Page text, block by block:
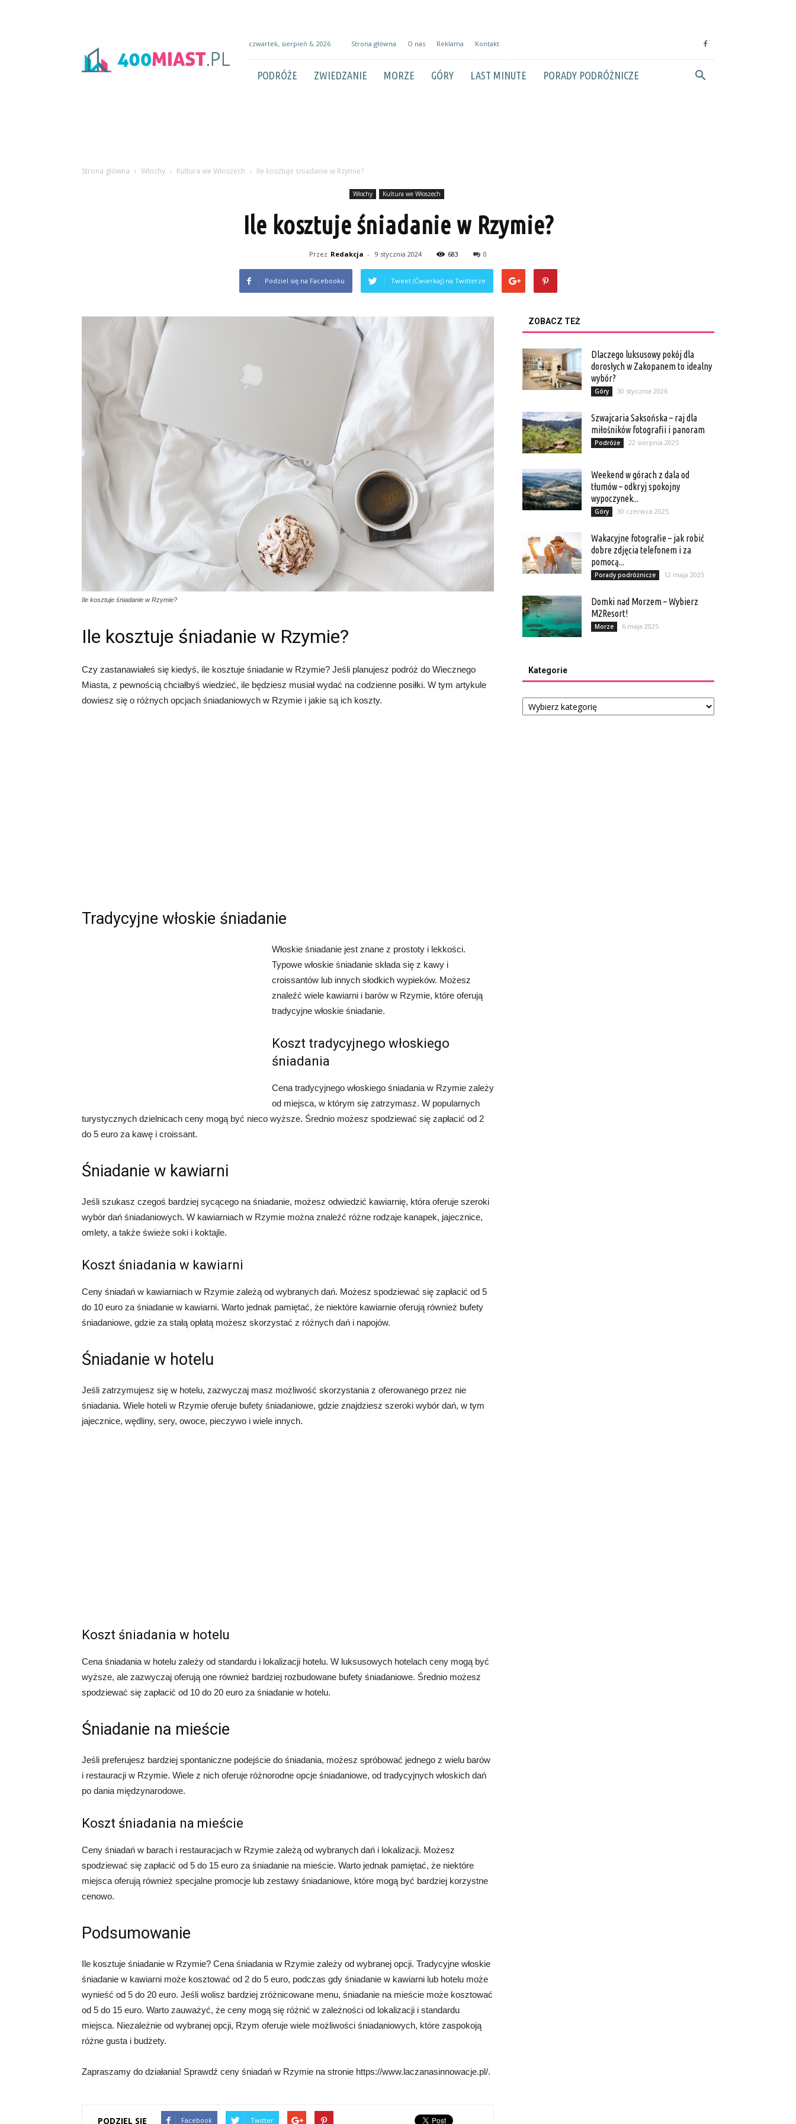
czwartek, sierpień 6, 2026 Strona główna O nas Reklama Kontakt
PODRÓŻE ZWIEDZANIE MORZE GÓRY LAST MINUTE PORADY PODRÓŻNICZE
Strona główna Włochy Kultura we Włoszech Ile kosztuje śniadanie w Rzymie?
Włochy Kultura we Włoszech
Ile kosztuje śniadanie w Rzymie?
Przez Redakcja - 9 stycznia 2024 683 0
Podziel się na Facebooku Tweet (Ćwierkaj) na Twitterze
Ile kosztuje śniadanie w Rzymie?
Ile kosztuje śniadanie w Rzymie?
Czy zastanawiałeś się kiedyś, ile kosztuje śniadanie w Rzymie? Jeśli planujesz podróż do Wiecznego
Miasta, z pewnością chciałbyś wiedzieć, ile będziesz musiał wydać na codzienne posiłki. W tym artykule
dowiesz się o różnych opcjach śniadaniowych w Rzymie i jakie są ich koszty.
Tradycyjne włoskie śniadanie
Włoskie śniadanie jest znane z prostoty i lekkości.
Typowe włoskie śniadanie składa się z kawy i
croissantów lub innych słodkich wypieków. Możesz
znaleźć wiele kawiarni i barów w Rzymie, które oferują
tradycyjne włoskie śniadanie.
Koszt tradycyjnego włoskiego
śniadania
Cena tradycyjnego włoskiego śniadania w Rzymie zależy
od miejsca, w którym się zatrzymasz. W popularnych
turystycznych dzielnicach ceny mogą być nieco wyższe. Średnio możesz spodziewać się zapłacić od 2
do 5 euro za kawę i croissant.
Śniadanie w kawiarni
Jeśli szukasz czegoś bardziej sycącego na śniadanie, możesz odwiedzić kawiarnię, która oferuje szeroki
wybór dań śniadaniowych. W kawiarniach w Rzymie można znaleźć różne rodzaje kanapek, jajecznice,
omlety, a także świeże soki i koktajle.
Koszt śniadania w kawiarni
Ceny śniadań w kawiarniach w Rzymie zależą od wybranych dań. Możesz spodziewać się zapłacić od 5
do 10 euro za śniadanie w kawiarni. Warto jednak pamiętać, że niektóre kawiarnie oferują również bufety
śniadaniowe, gdzie za stałą opłatą możesz skorzystać z różnych dań i napojów.
Śniadanie w hotelu
Jeśli zatrzymujesz się w hotelu, zazwyczaj masz możliwość skorzystania z oferowanego przez nie
śniadania. Wiele hoteli w Rzymie oferuje bufety śniadaniowe, gdzie znajdziesz szeroki wybór dań, w tym
jajecznice, wędliny, sery, owoce, pieczywo i wiele innych.
Koszt śniadania w hotelu
Cena śniadania w hotelu zależy od standardu i lokalizacji hotelu. W luksusowych hotelach ceny mogą być
wyższe, ale zazwyczaj oferują one również bardziej rozbudowane bufety śniadaniowe. Średnio możesz
spodziewać się zapłacić od 10 do 20 euro za śniadanie w hotelu.
Śniadanie na mieście
Jeśli preferujesz bardziej spontaniczne podejście do śniadania, możesz spróbować jednego z wielu barów
i restauracji w Rzymie. Wiele z nich oferuje różnorodne opcje śniadaniowe, od tradycyjnych włoskich dań
po dania międzynarodowe.
Koszt śniadania na mieście
Ceny śniadań w barach i restauracjach w Rzymie zależą od wybranych dań i lokalizacji. Możesz
spodziewać się zapłacić od 5 do 15 euro za śniadanie na mieście. Warto jednak pamiętać, że niektóre
miejsca oferują również specjalne promocje lub zestawy śniadaniowe, które mogą być bardziej korzystne
cenowo.
Podsumowanie
Ile kosztuje śniadanie w Rzymie? Cena śniadania w Rzymie zależy od wybranej opcji. Tradycyjne włoskie
śniadanie w kawiarni może kosztować od 2 do 5 euro, podczas gdy śniadanie w kawiarni lub hotelu może
wynieść od 5 do 20 euro. Jeśli wolisz bardziej zróżnicowane menu, śniadanie na mieście może kosztować
od 5 do 15 euro. Warto zauważyć, że ceny mogą się różnić w zależności od lokalizacji i standardu
miejsca. Niezależnie od wybranej opcji, Rzym oferuje wiele możliwości śniadaniowych, które zaspokoją
różne gusta i budżety.
Zapraszamy do działania! Sprawdź ceny śniadań w Rzymie na stronie https://www.laczanasinnowacje.pl/.
PODZIEL SIĘ Facebook Twitter
ZOBACZ TEŻ
Dlaczego luksusowy pokój dla
dorosłych w Zakopanem to idealny
wybór?
Góry 30 stycznia 2026
Szwajcaria Saksońska – raj dla
miłośników fotografii i panoram
Podróże 22 sierpnia 2025
Weekend w górach z dala od
tłumów – odkryj spokojny
wypoczynek...
Góry 30 czerwca 2025
Wakacyjne fotografie – jak robić
dobre zdjęcia telefonem i za
pomocą...
Porady podróżnicze 12 maja 2025
Domki nad Morzem – Wybierz
M2Resort!
Morze 6 maja 2025
Kategorie
Kategorie